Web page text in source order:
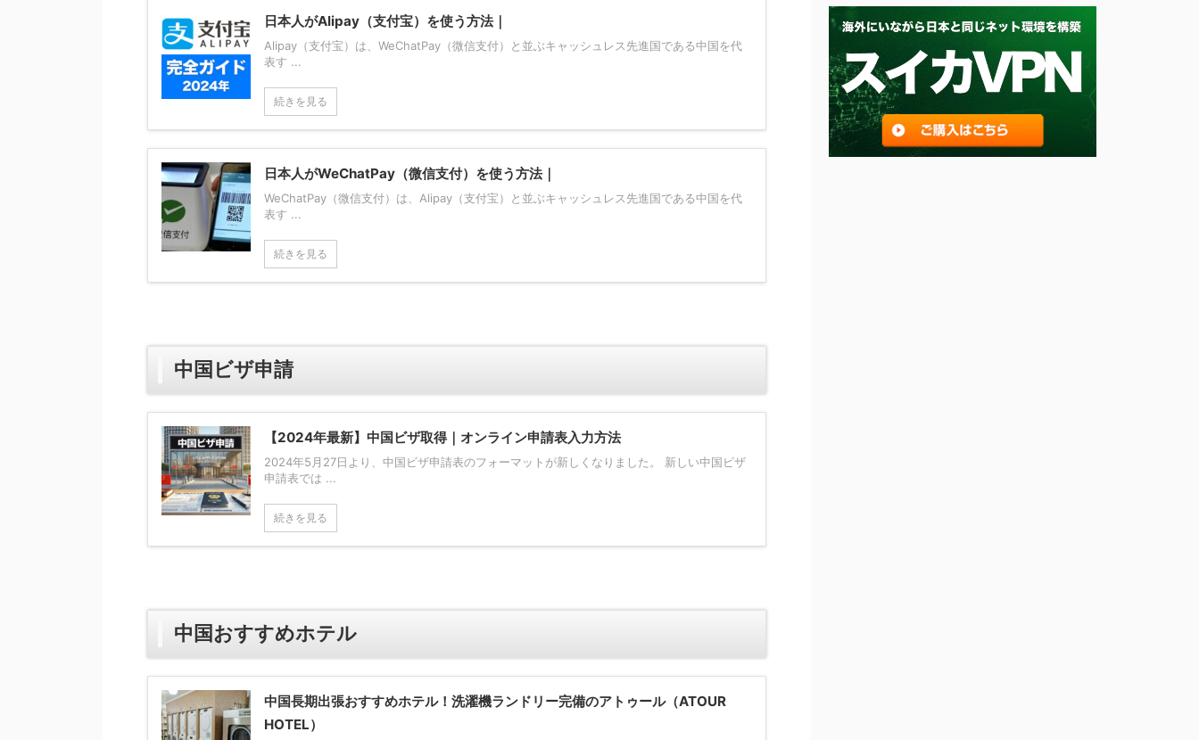
日本人がAlipay（支付宝）を使う方法｜
Alipay（支付宝）は、WeChatPay（微信支付）と並ぶキャッシュレス先進国である中国を代
表す ...
続きを見る
日本人がWeChatPay（微信支付）を使う方法｜
WeChatPay（微信支付）は、Alipay（支付宝）と並ぶキャッシュレス先進国である中国を代
表す ...
続きを見る
中国ビザ申請
【2024年最新】中国ビザ取得｜オンライン申請表入力方法
2024年5月27日より、中国ビザ申請表のフォーマットが新しくなりました。 新しい中国ビザ
申請表では ...
続きを見る
中国おすすめホテル
中国長期出張おすすめホテル！洗濯機ランドリー完備のアトゥール（ATOUR
HOTEL）